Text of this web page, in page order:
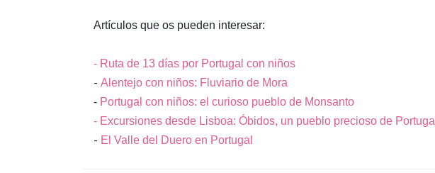
Artículos que os pueden interesar:
- Ruta de 13 días por Portugal con niños
- Alentejo con niños: Fluviario de Mora
- Portugal con niños: el curioso pueblo de Monsanto
- Excursiones desde Lisboa: Óbidos, un pueblo precioso de Portugal
- El Valle del Duero en Portugal